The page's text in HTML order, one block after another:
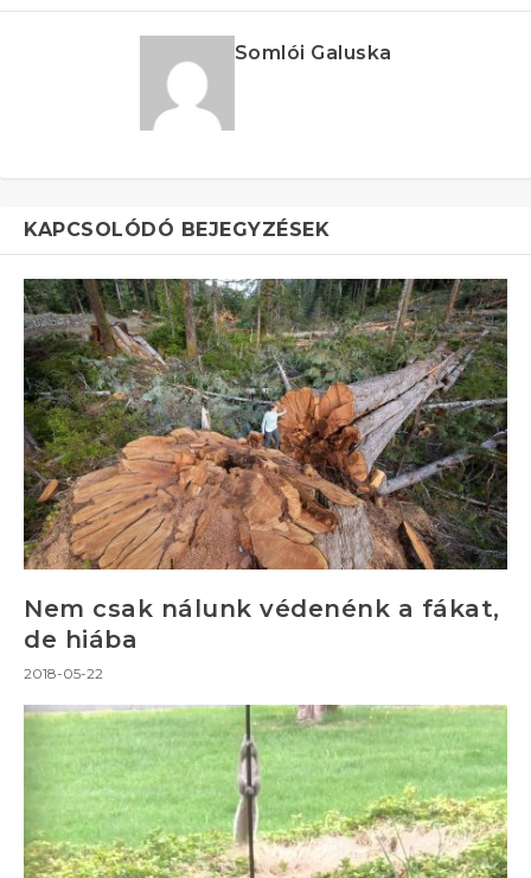
Somlói Galuska
KAPCSOLÓDÓ BEJEGYZÉSEK
Nem csak nálunk védenénk a fákat,
de hiába
2018-05-22